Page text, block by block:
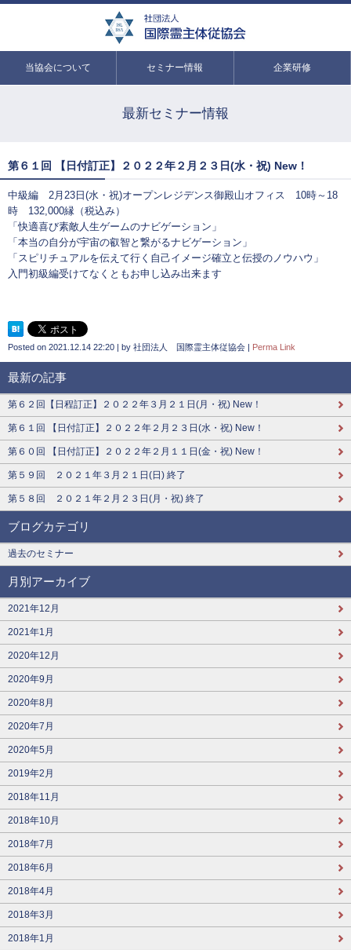
当協会について セミナー情報 企業研修
最新セミナー情報
第６１回 【日付訂正】２０２２年２月２３日(水・祝) New！
中級編 2月23日(水・祝)オープンレジデンス御殿山オフィス 10時～18
時 132,000縁（税込み）
「快適喜び素敵人生ゲームのナビゲーション」
「本当の自分が宇宙の叡智と繋がるナビゲーション」
「スピリチュアルを伝えて行く自己イメージ確立と伝授のノウハウ」
入門初級編受けてなくともお申し込み出来ます
Posted on 2021.12.14 22:20 | by 社団法人 国際霊主体従協会 | Perma Link
最新の記事
第６２回【日程訂正】２０２２年３月２１日(月・祝) New！
第６１回 【日付訂正】２０２２年２月２３日(水・祝) New！
第６０回 【日付訂正】２０２２年２月１１日(金・祝) New！
第５９回 ２０２１年３月２１日(日) 終了
第５８回 ２０２１年２月２３日(月・祝) 終了
ブログカテゴリ
過去のセミナー
月別アーカイブ
2021年12月
2021年1月
2020年12月
2020年9月
2020年8月
2020年7月
2020年5月
2019年2月
2018年11月
2018年10月
2018年7月
2018年6月
2018年4月
2018年3月
2018年1月